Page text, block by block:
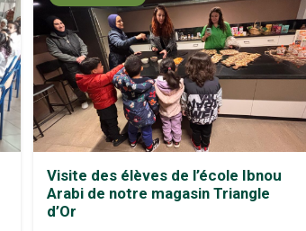
Visite des élèves de l’école Ibnou
Arabi de notre magasin Triangle
d’Or